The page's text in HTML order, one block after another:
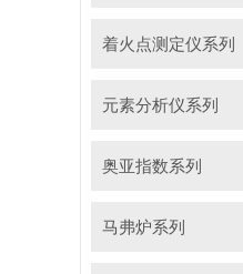
着火点测定仪系列
元素分析仪系列
奥亚指数系列
马弗炉系列